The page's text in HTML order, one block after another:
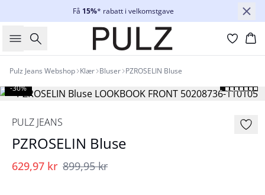
Få 15%* rabatt i velkomstgave
Søk
Pulz Jeans Webshop Klær Bluser PZROSELIN Bluse
-30%
PULZ JEANS
PZROSELIN Bluse
629,97 kr 899,95 kr